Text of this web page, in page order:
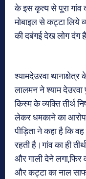
के इस कृत्य से पूरा गांव
मोबाइल से कट्टा लिये
की दबंगई देख लोग दंग
श्यामदेउरवा थानाक्षेत्र
लालमन ने श्याम
किस्म के व्यक्ति तीर्थ
लेकर धमकाने का आरोप
पीड़िता ने कहा है कि
रहती है।गांव का ही
और गाली देने लगा,फिर
और कट्टा का नाल